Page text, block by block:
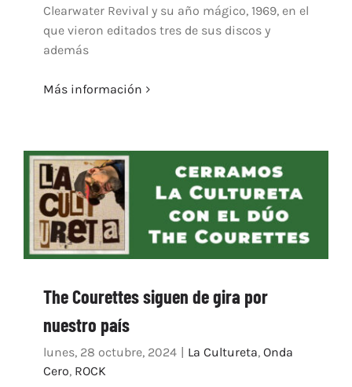
Clearwater Revival y su año mágico, 1969, en el
que vieron editados tres de sus discos y
además
Más información
The Courettes siguen de gira por
nuestro país
lunes, 28 octubre, 2024 La Cultureta, Onda
Cero, ROCK